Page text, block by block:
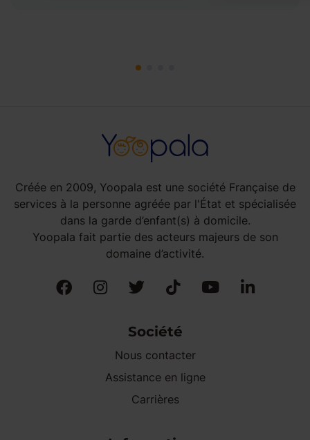
Créée en 2009, Yoopala est une société Française de
services à la personne agréée par l'État et spécialisée
dans la garde d’enfant(s) à domicile.
Yoopala fait partie des acteurs majeurs de son
domaine d’activité.
Société
Nous contacter
Assistance en ligne
Carrières